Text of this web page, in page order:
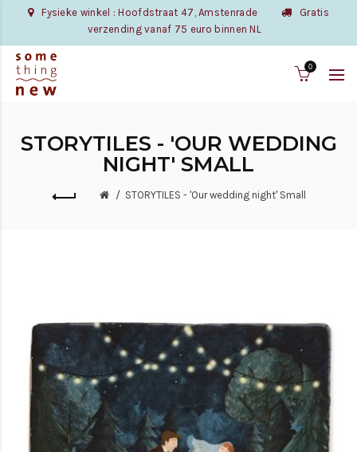
Fysieke winkel : Hoofdstraat 47, Amstenrade
Gratis
verzending vanaf 75 euro binnen NL
0
STORYTILES - 'OUR WEDDING
NIGHT' SMALL
STORYTILES - 'Our wedding night' Small